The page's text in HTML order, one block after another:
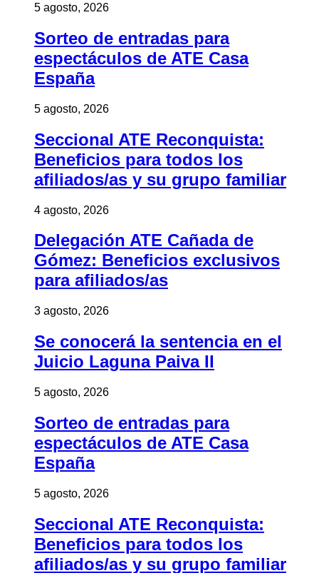
5 agosto, 2026
Sorteo de entradas para
espectáculos de ATE Casa
España
5 agosto, 2026
Seccional ATE Reconquista:
Beneficios para todos los
afiliados/as y su grupo familiar
4 agosto, 2026
Delegación ATE Cañada de
Gómez: Beneficios exclusivos
para afiliados/as
3 agosto, 2026
Se conocerá la sentencia en el
Juicio Laguna Paiva II
5 agosto, 2026
Sorteo de entradas para
espectáculos de ATE Casa
España
5 agosto, 2026
Seccional ATE Reconquista:
Beneficios para todos los
afiliados/as y su grupo familiar